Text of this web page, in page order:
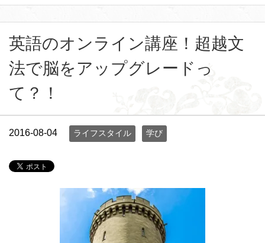
英語のオンライン講座！超越文
法で脳をアップグレードっ
て？！
2016-08-04 ライフスタイル 学び